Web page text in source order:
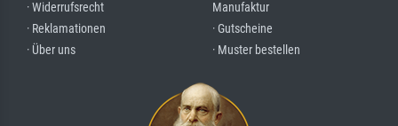
· Widerrufsrecht
· Reklamationen
· Über uns
Manufaktur
· Gutscheine
· Muster bestellen